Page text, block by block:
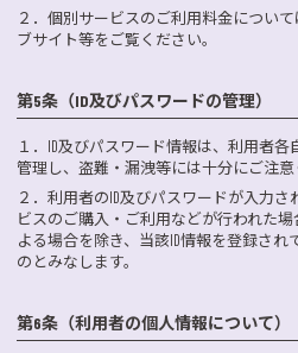
２． 個別サービスのご利用料金につい
ブサイト等をご覧ください。
第5条（ID及びパスワードの管理）
１． ID及びパスワード情報は、利用者各
管理し、盗難・漏洩等には十分にご注意
２． 利用者のID及びパスワードが入力さ
ビスのご購入・ご利用などが行われた
よる場合を除き、当該ID情報を登録さ
のとみなします。
第6条（利用者の個人情報について）